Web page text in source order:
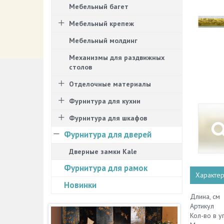
Длина, см
Артикул
Кол-во в
Мебельный багет
Мебельный крепеж
Мебельный молдинг
Механизмы для раздвижных
столов
Отделочные материалы
Фурнитура для кухни
Фурнитура для шкафов
Фурнитура для дверей
Дверные замки Kale
Фурнитура для рамок
Новинки